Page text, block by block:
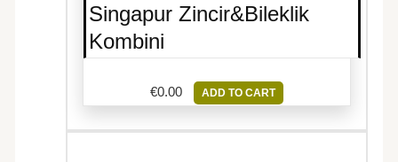
Singapur Zincir&Bileklik
Kombini
€0.00 ADD TO CART